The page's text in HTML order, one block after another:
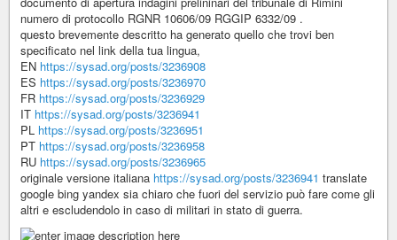
numero di protocollo RGNR 10606/09 RGGIP 6332/09 .
questo brevemente descritto ha generato quello che trovi ben
specificato nel link della tua lingua,
EN https://sysad.org/posts/3236908
ES https://sysad.org/posts/3236970
FR https://sysad.org/posts/3236929
IT https://sysad.org/posts/3236941
PL https://sysad.org/posts/3236951
PT https://sysad.org/posts/3236958
RU https://sysad.org/posts/3236965
originale versione italiana https://sysad.org/posts/3236941 translate
google bing yandex sia chiaro che fuori del servizio può fare come gli
altri e escludendolo in caso di militari in stato di guerra.